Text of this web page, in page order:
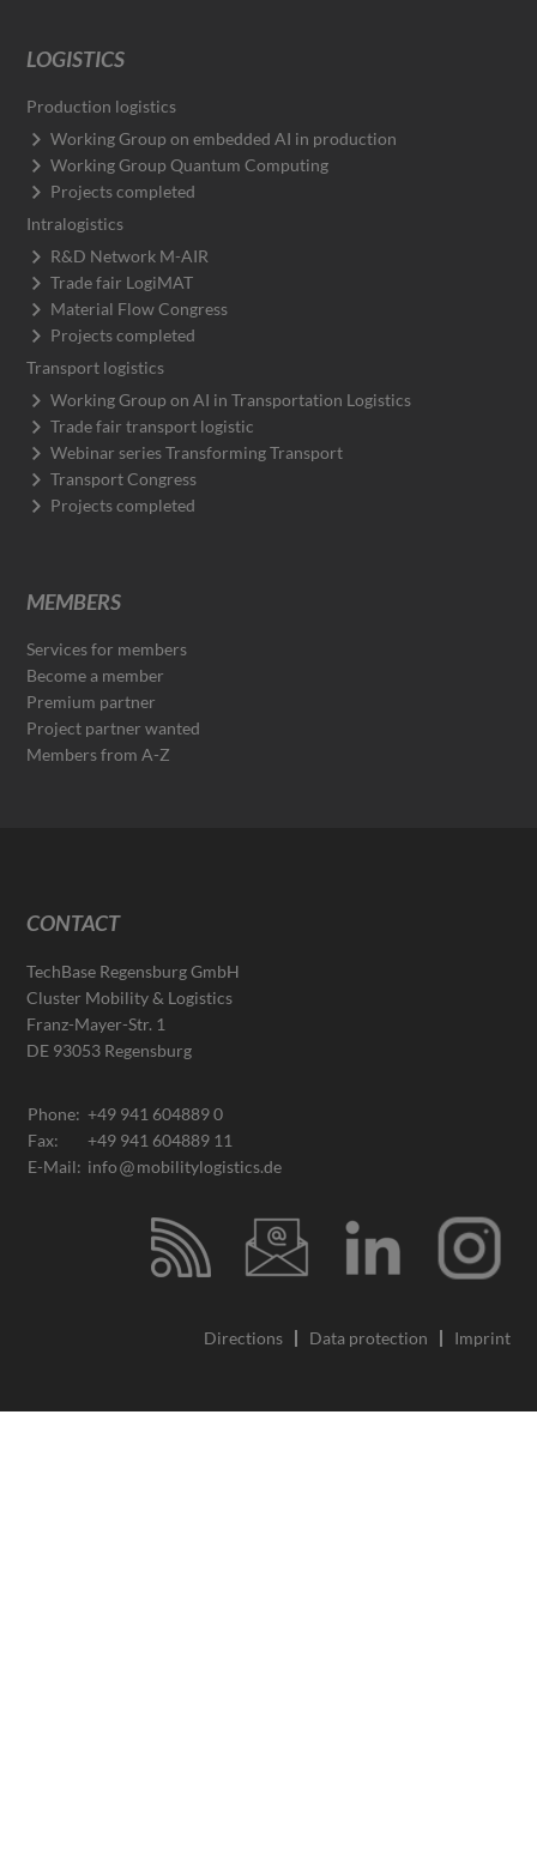
LOGISTICS
Production logistics
Working Group on embedded AI in production
Working Group Quantum Computing
Projects completed
Intralogistics
R&D Network M-AIR
Trade fair LogiMAT
Material Flow Congress
Projects completed
Transport logistics
Working Group on AI in Transportation Logistics
Trade fair transport logistic
Webinar series Transforming Transport
Transport Congress
Projects completed
MEMBERS
Services for members
Become a member
Premium partner
Project partner wanted
Members from A-Z
CONTACT
TechBase Regensburg GmbH
Cluster Mobility & Logistics
Franz-Mayer-Str. 1
DE 93053 Regensburg
Phone:
Fax:
E-Mail:
+49 941 604889 0
+49 941 604889 11
info
mobilitylogistics.de
Directions Data protection Imprint